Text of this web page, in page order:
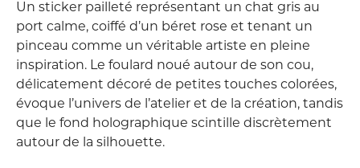
Un sticker pailleté représentant un chat gris au
port calme, coiffé d’un béret rose et tenant un
pinceau comme un véritable artiste en pleine
inspiration. Le foulard noué autour de son cou,
délicatement décoré de petites touches colorées,
évoque l’univers de l’atelier et de la création, tandis
que le fond holographique scintille discrètement
autour de la silhouette.